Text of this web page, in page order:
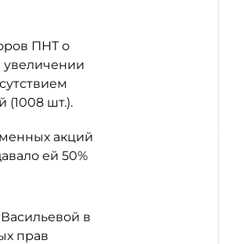
ПНТ о
увеличении
(1008 шт.).
акций
ей 50%
в
прав